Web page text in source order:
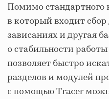
Помимо стандартного
в который входит
зависаниях и другая
о стабильности
позволяет быстро
разделов и модулей
с помощью Tracer